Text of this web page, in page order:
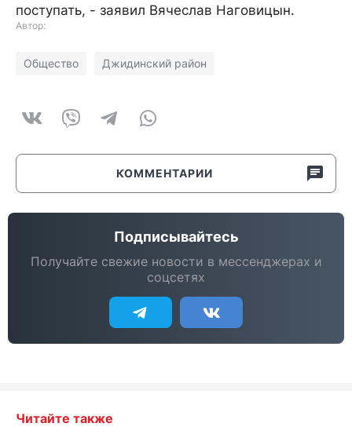
поступать, - заявил Вячеслав Наговицын.
Автор:
Общество Джидинский район
КОММЕНТАРИИ
Подписывайтесь
Получайте свежие новости в мессенджерах и
соцсетях
Читайте также